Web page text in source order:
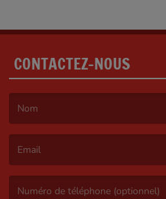
CONTACTEZ-NOUS